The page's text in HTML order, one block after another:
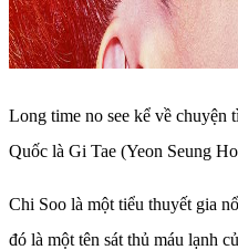
Long time no see kể về chuyện
Quốc là Gi Tae (Yeon Seung
Chi Soo là một tiểu thuyết gia
đó là một tên sát thủ máu lạnh